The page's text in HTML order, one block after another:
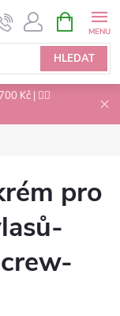
HLEDAT
NÁKUPNÍ
KOŠÍK
Kč | 💇‍♀️
pro